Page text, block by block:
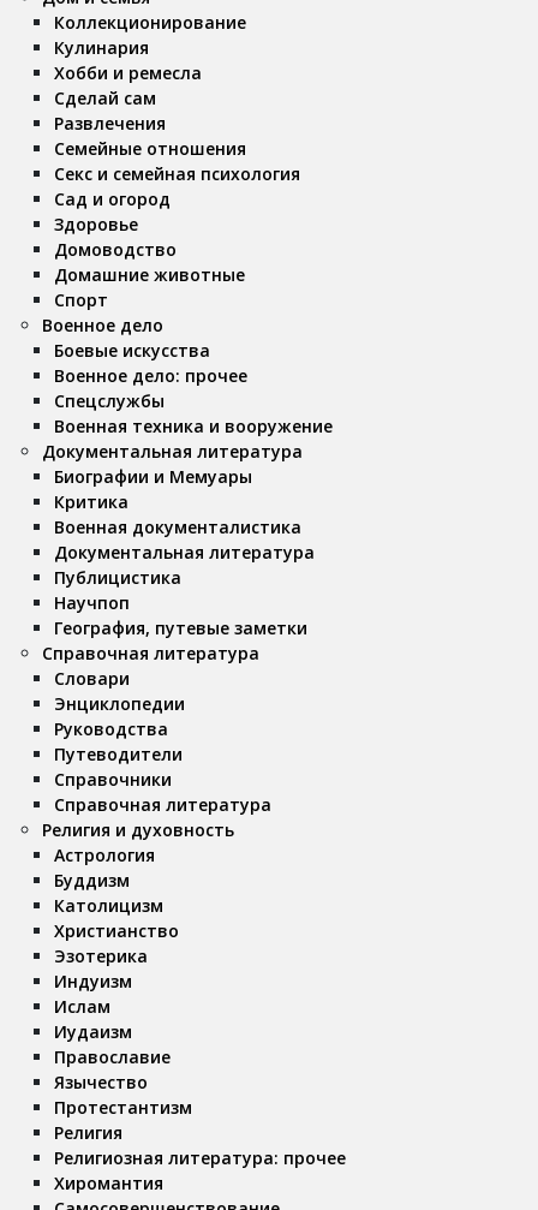
Коллекционирование
Кулинария
Хобби и ремесла
Сделай сам
Развлечения
Семейные отношения
Секс и семейная психология
Сад и огород
Здоровье
Домоводство
Домашние животные
Спорт
Военное дело
Боевые искусства
Военное дело: прочее
Спецслужбы
Военная техника и вооружение
Документальная литература
Биографии и Мемуары
Критика
Военная документалистика
Документальная литература
Публицистика
Научпоп
География, путевые заметки
Справочная литература
Словари
Энциклопедии
Руководства
Путеводители
Справочники
Справочная литература
Религия и духовность
Астрология
Буддизм
Католицизм
Христианство
Эзотерика
Индуизм
Ислам
Иудаизм
Православие
Язычество
Протестантизм
Религия
Религиозная литература: прочее
Хиромантия